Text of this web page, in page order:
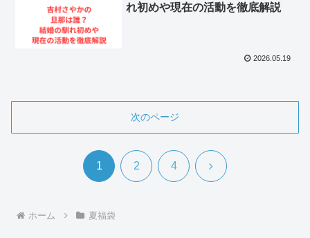
れ初めや現在の活動を徹底解説
2026.05.19
次のページ
1 2 4 次
ホーム 夏福袋